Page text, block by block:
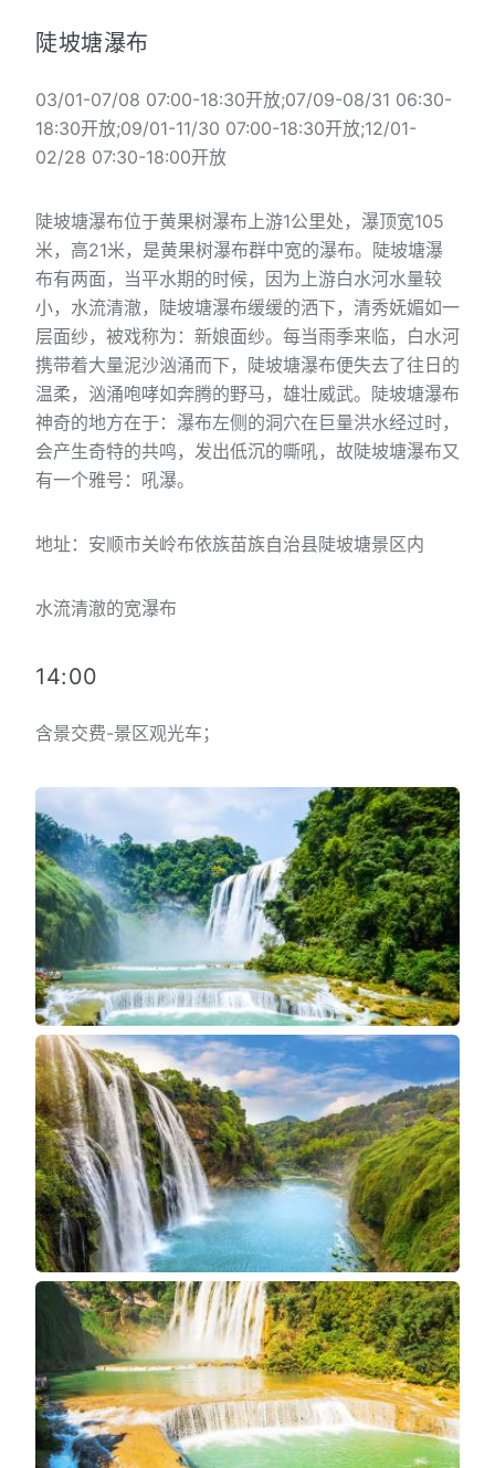
陡坡塘瀑布
03/01-07/08 07:00-18:30开放;07/09-08/31 06:30-
18:30开放;09/01-11/30 07:00-18:30开放;12/01-
02/28 07:30-18:00开放
陡坡塘瀑布位于黄果树瀑布上游1公里处，瀑顶宽105
米，高21米，是黄果树瀑布群中宽的瀑布。陡坡塘瀑
布有两面，当平水期的时候，因为上游白水河水量较
小，水流清澈，陡坡塘瀑布缓缓的洒下，清秀妩媚如一
层面纱，被戏称为：新娘面纱。每当雨季来临，白水河
携带着大量泥沙汹涌而下，陡坡塘瀑布便失去了往日的
温柔，汹涌咆哮如奔腾的野马，雄壮威武。陡坡塘瀑布
神奇的地方在于：瀑布左侧的洞穴在巨量洪水经过时，
会产生奇特的共鸣，发出低沉的嘶吼，故陡坡塘瀑布又
有一个雅号：吼瀑。
地址：安顺市关岭布依族苗族自治县陡坡塘景区内
水流清澈的宽瀑布
14:00
含景交费-景区观光车；